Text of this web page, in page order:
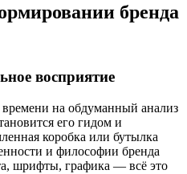
бренда
восприятие
на обдуманный анализ
его гидом и
коробка или бутылка
и философии бренда
шрифты, графика — всё это